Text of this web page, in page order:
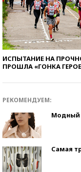
ИСПЫТАНИЕ НА
ПРОШЛА «ГОНКА
РЕКОМЕНДУЕМ:
Модный
Самая